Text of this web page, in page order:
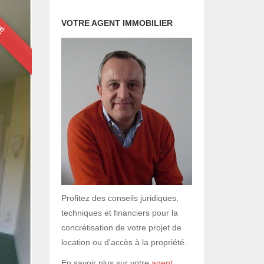
VOTRE AGENT IMMOBILIER
Profitez des conseils juridiques,
techniques et financiers pour la
concrétisation de votre projet de
location ou d'accès à la propriété.